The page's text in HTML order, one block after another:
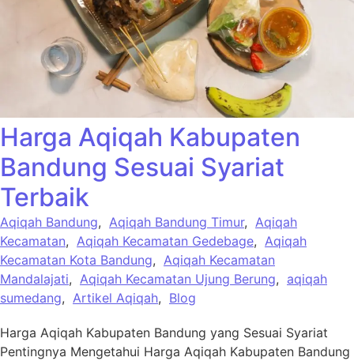
Harga Aqiqah Kabupaten
Bandung Sesuai Syariat
Terbaik
Aqiqah Bandung, Aqiqah Bandung Timur, Aqiqah
Kecamatan, Aqiqah Kecamatan Gedebage, Aqiqah
Kecamatan Kota Bandung, Aqiqah Kecamatan
Mandalajati, Aqiqah Kecamatan Ujung Berung, aqiqah
sumedang, Artikel Aqiqah, Blog
Harga Aqiqah Kabupaten Bandung yang Sesuai Syariat
Pentingnya Mengetahui Harga Aqiqah Kabupaten Bandung